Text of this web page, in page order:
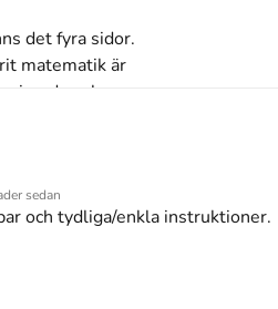
det fyra sidor.
matematik är
och
sedan
och tydliga/enkla instruktioner.